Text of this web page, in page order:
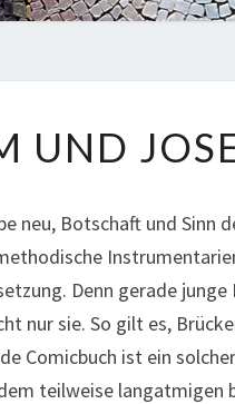
UND
UND
neu, Botschaft und Sinn
Denn gerade junge
nur sie. So gilt es,
Comicbuch ist ein
teilweise langatmigen